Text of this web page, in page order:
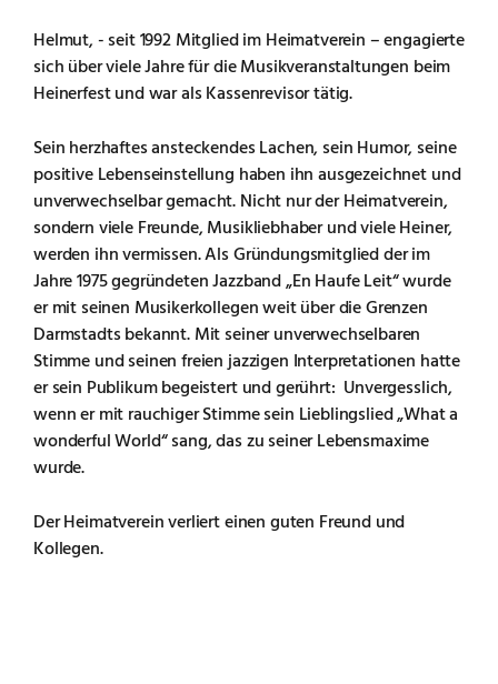
Helmut, - seit 1992 Mitglied im Heimatverein – engagierte
sich über viele Jahre für die Musikveranstaltungen beim
Heinerfest und war als Kassenrevisor tätig.
Sein herzhaftes ansteckendes Lachen, sein Humor, seine
positive Lebenseinstellung haben ihn ausgezeichnet und
unverwechselbar gemacht. Nicht nur der Heimatverein,
sondern viele Freunde, Musikliebhaber und viele Heiner,
werden ihn vermissen. Als Gründungsmitglied der im
Jahre 1975 gegründeten Jazzband „En Haufe Leit“ wurde
er mit seinen Musikerkollegen weit über die Grenzen
Darmstadts bekannt. Mit seiner unverwechselbaren
Stimme und seinen freien jazzigen Interpretationen hatte
er sein Publikum begeistert und gerührt: Unvergesslich,
wenn er mit rauchiger Stimme sein Lieblingslied „What a
wonderful World“ sang, das zu seiner Lebensmaxime
wurde.
Der Heimatverein verliert einen guten Freund und
Kollegen.